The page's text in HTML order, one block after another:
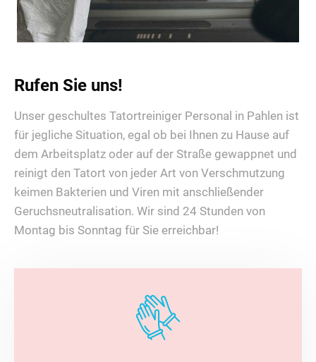
Rufen Sie uns!
Unser geschultes Tatortreiniger Personal in Pahlen ist
für jegliche Situation, egal ob bei Ihnen zu Hause auf
dem Arbeitsplatz oder auf der Straße gewappnet und
reinigt den Tatort von jeder Art von Verschmutzung
keimen Bakterien und Viren mit anschließender
Geruchsneutralisation. Wir sind 24 Stunden von
Montag bis Sonntag für Sie erreichbar!